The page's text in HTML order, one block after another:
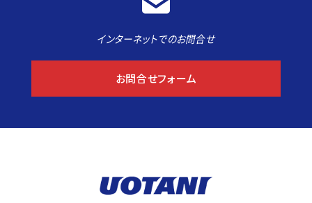
インターネットでのお問合せ
お問合せフォーム